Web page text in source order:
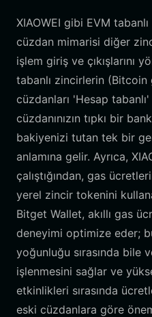
XIAOWEI gibi EVM
cüzdan mimarisi diğer
işlem giriş ve çıkışlarını
tabanlı zincirlerin (Bitcoin
cüzdanları 'Hesap
cüzdanınızın tıpkı bir
bakiyenizi tutan tek bir
anlamına gelir. Ayrıca,
çalıştığından, gas
yerel zincir tokenini
Bitget Wallet, akıllı gas
deneyimi optimize eder;
yoğunluğu sırasında bile
işlenmesini sağlar ve
etkinlikleri sırasında
eski cüzdanlara göre